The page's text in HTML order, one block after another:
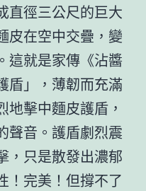
直徑三公尺的巨大
皮在空中交疊，變
這就是家傳《沾醬
盾」，薄韌而充滿
擊中麵皮護盾，
聲音。護盾劇烈震
，只是散發出濃郁
！完美！但撐不了